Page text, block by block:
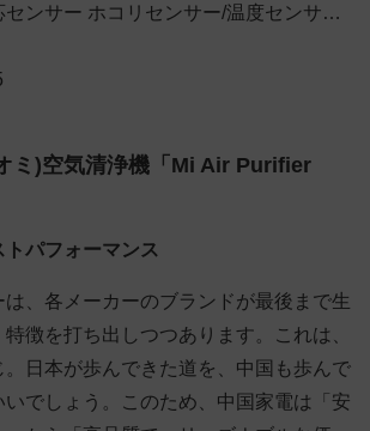
センサー ホコリセンサー/温度センサ…
ミ)空気清浄機「Mi Air Purifier
パフォーマンス
、各メーカーのブランドが最後まで生
徴を打ち出しつつあります。これは、
日本が歩んできた道を、中国も歩んで
でしょう。このため、中国家電は「安